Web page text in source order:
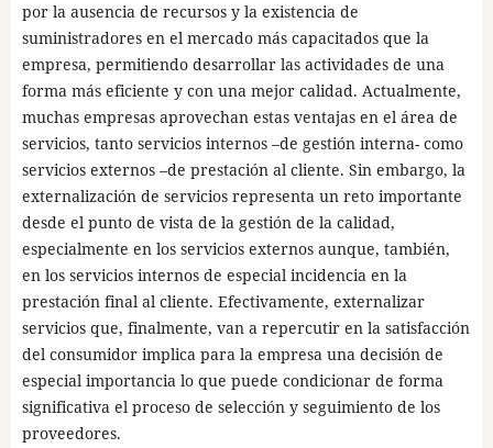
por la ausencia de recursos y la existencia de
suministradores en el mercado más capacitados que la
empresa, permitiendo desarrollar las actividades de una
forma más eficiente y con una mejor calidad. Actualmente,
muchas empresas aprovechan estas ventajas en el área de
servicios, tanto servicios internos –de gestión interna- como
servicios externos –de prestación al cliente. Sin embargo, la
externalización de servicios representa un reto importante
desde el punto de vista de la gestión de la calidad,
especialmente en los servicios externos aunque, también,
en los servicios internos de especial incidencia en la
prestación final al cliente. Efectivamente, externalizar
servicios que, finalmente, van a repercutir en la satisfacción
del consumidor implica para la empresa una decisión de
especial importancia lo que puede condicionar de forma
significativa el proceso de selección y seguimiento de los
proveedores.